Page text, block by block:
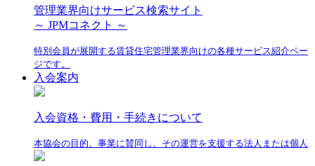
管理業界向けサービス検索サイト
～ JPMコネクト ～
特別会員が展開する賃貸住宅管理業界向けの各種サービス紹介ペー
ジです。
入会案内
入会資格・費用・手続きについて
本協会の目的、事業に賛同し、その運営を支援する法人または個人